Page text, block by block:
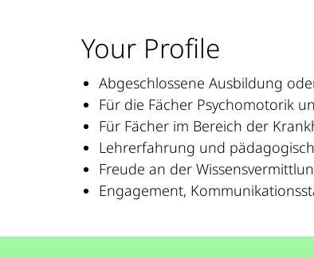
Your Profile
Abgeschlossene Ausbildung
Für die Fächer Psychomotorik
Für Fächer im Bereich der
Lehrerfahrung und
Freude an der
Engagement,